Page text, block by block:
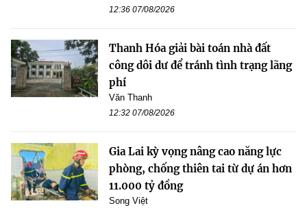
12:36 07/08/2026
Thanh Hóa giải bài toán nhà đất
công dôi dư để tránh tình trạng lãng
phí
Văn Thanh
12:32 07/08/2026
Gia Lai kỳ vọng nâng cao năng lực
phòng, chống thiên tai từ dự án hơn
11.000 tỷ đồng
Song Việt